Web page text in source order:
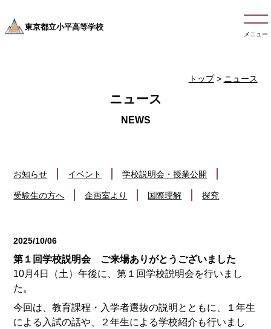
東京都立小平高等学校
メニュー
トップ> ニュース
ニュース
お知らせ イベント 学校説明会・授業公開
受験生の方へ 企画室より 国際理解 探究
2025/10/06
第１回学校説明会 ご来場ありがとうございました
10月4日（土）午後に、第１回学校説明会を行いまし
た。
今回は、教育課程・入学者選抜の説明とともに、１年生
による入試の話や、２年生による学校紹介も行いまし